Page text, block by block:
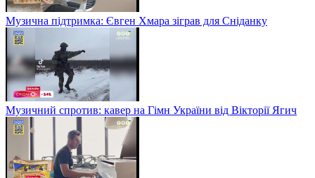
Музична підтримка: Євген Хмара зіграв для Сніданку
Музичний спротив: кавер на Гімн України від Вікторії Ягич